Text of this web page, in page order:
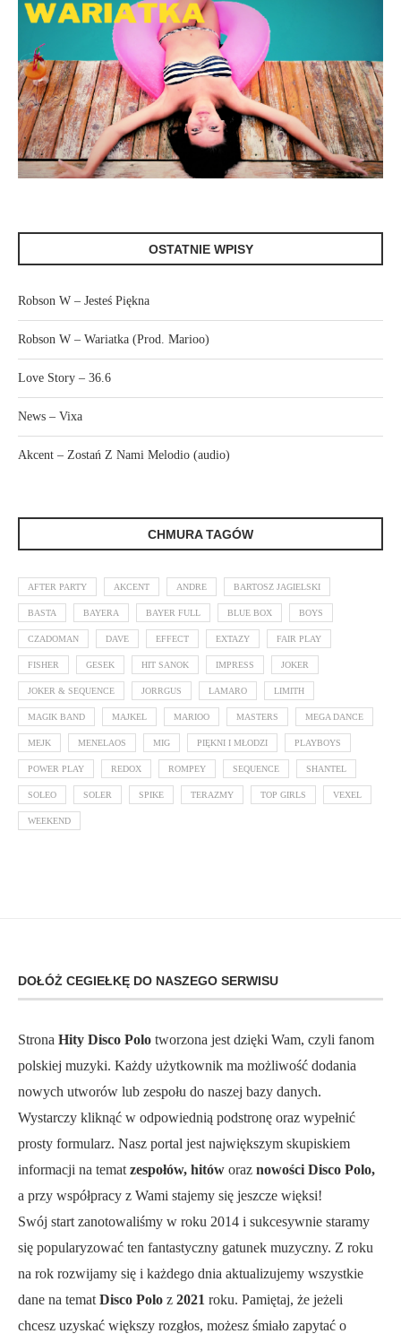
OSTATNIE WPISY
Robson W – Jesteś Piękna
Robson W – Wariatka (Prod. Marioo)
Love Story – 36.6
News – Vixa
Akcent – Zostań Z Nami Melodio (audio)
CHMURA TAGÓW
AFTER PARTY AKCENT ANDRE BARTOSZ JAGIELSKI
BASTA BAYERA BAYER FULL BLUE BOX BOYS
CZADOMAN DAVE EFFECT EXTAZY FAIR PLAY
FISHER GESEK HIT SANOK IMPRESS JOKER
JOKER & SEQUENCE JORRGUS LAMARO LIMITH
MAGIK BAND MAJKEL MARIOO MASTERS MEGA DANCE
MEJK MENELAOS MIG PIĘKNI I MŁODZI PLAYBOYS
POWER PLAY REDOX ROMPEY SEQUENCE SHANTEL
SOLEO SOLER SPIKE TERAZMY TOP GIRLS VEXEL
WEEKEND
DOŁÓŻ CEGIEŁKĘ DO NASZEGO SERWISU
Strona Hity Disco Polo tworzona jest dzięki Wam, czyli fanom
polskiej muzyki. Każdy użytkownik ma możliwość dodania
nowych utworów lub zespołu do naszej bazy danych.
Wystarczy kliknąć w odpowiednią podstronę oraz wypełnić
prosty formularz. Nasz portal jest największym skupiskiem
informacji na temat zespołów, hitów oraz nowości Disco Polo,
a przy współpracy z Wami stajemy się jeszcze więksi!
Swój start zanotowaliśmy w roku 2014 i sukcesywnie staramy
się popularyzować ten fantastyczny gatunek muzyczny. Z roku
na rok rozwijamy się i każdego dnia aktualizujemy wszystkie
dane na temat Disco Polo z 2021 roku. Pamiętaj, że jeżeli
chcesz uzyskać większy rozgłos, możesz śmiało zapytać o